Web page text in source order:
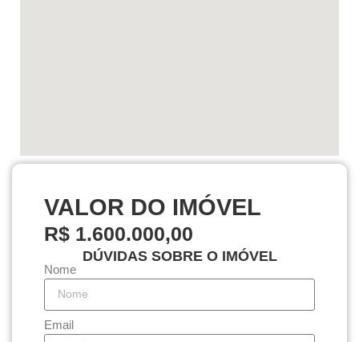
VALOR DO IMÓVEL
R$ 1.600.000,00
DÚVIDAS SOBRE O IMÓVEL
Nome
Email